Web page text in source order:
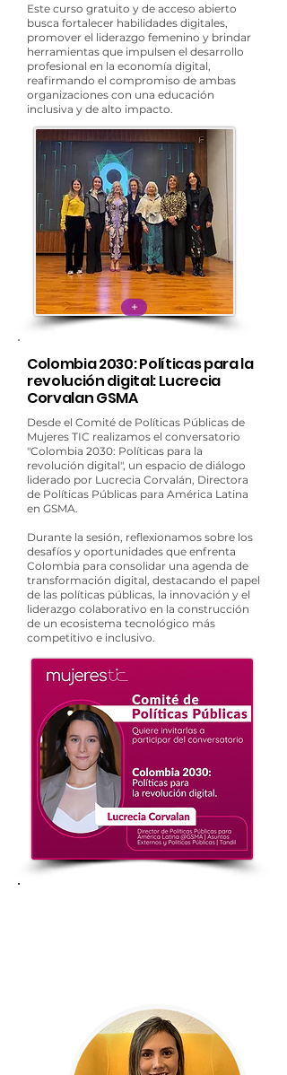
Este curso gratuito y de acceso abierto
busca fortalecer habilidades digitales,
promover el liderazgo femenino y brindar
herramientas que impulsen el desarrollo
profesional en la economía digital,
reafirmando el compromiso de ambas
organizaciones con una educación
inclusiva y de alto impacto.
+
Colombia 2030: Políticas para la
revolución digital: Lucrecia
Corvalan GSMA
Desde el Comité de Políticas Públicas de
Mujeres TIC realizamos el conversatorio
"Colombia 2030: Políticas para la
revolución digital", un espacio de diálogo
liderado por Lucrecia Corvalán, Directora
de Políticas Públicas para América Latina
en GSMA.
Durante la sesión, reflexionamos sobre los
desafíos y oportunidades que enfrenta
Colombia para consolidar una agenda de
transformación digital, destacando el papel
de las políticas públicas, la innovación y el
liderazgo colaborativo en la construcción
de un ecosistema tecnológico más
competitivo e inclusivo.